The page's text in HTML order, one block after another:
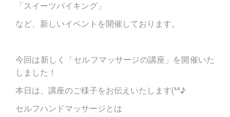
「スイーツバイキング」
など、新しいイベントを開催しております。
今回は新しく「セルフマッサージの講座」を開催いた
しました！
本日は、講座のご様子をお伝えいたします(^^♪
セルフハンドマッサージとは